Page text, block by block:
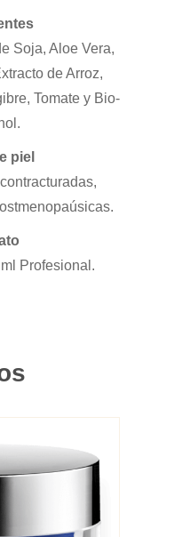
Soja, Aloe Vera,
de Arroz,
Tomate y Bio-
piel
Profesional.